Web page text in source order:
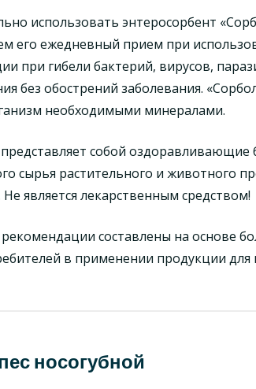
использовать энтеросорбент
его ежедневный прием при
при гибели бактерий, вирусов,
без обострений заболевания.
необходимыми минералами.
собой оздоравливающие
сырья растительного и животного
является лекарственным средством!
составлены на основе
в применении продукции
носогубной